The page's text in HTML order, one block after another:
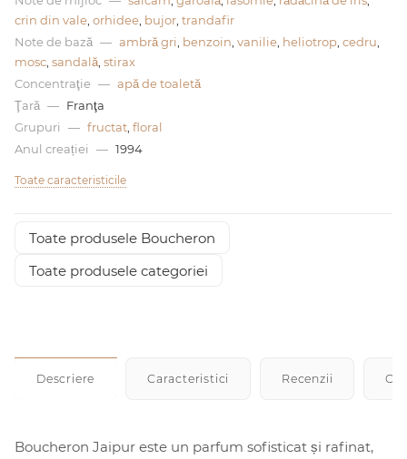
crin din vale orhidee bujor trandafir
Note de bază — ambră gri benzoin vanilie heliotrop cedru
mosc sandală stirax
Concentraţie — apă de toaletă
Ţară — Franţa
Grupuri
— fructat floral
Anul creației
— 1994
Toate caracteristicile
Toate produsele Boucheron
Toate produsele categoriei
Descriere Caracteristici Recenzii
Boucheron Jaipur este un parfum sofisticat și rafinat,